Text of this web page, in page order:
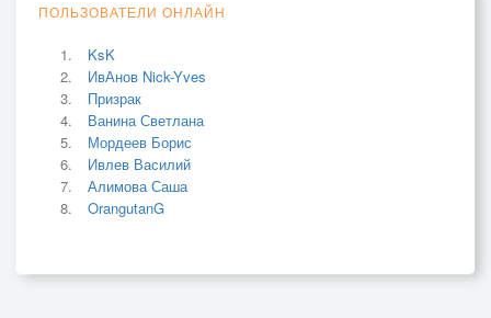
ПОЛЬЗОВАТЕЛИ ОНЛАЙН
KsK
ИвАнов Nick-Yves
Призрак
Ванина Светлана
Мордеев Борис
Ивлев Василий
Алимова Саша
OrangutanG